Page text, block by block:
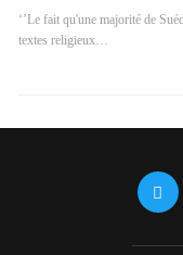
‘’Le fait qu'une majorité de
textes religieux…